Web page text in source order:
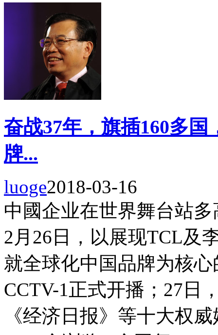
奋战37年，旗插160多
牌...
luoge2018-03-16
中國企业在世界舞台站
2月26日，以展现TCL及
就全球化中国品牌为核
CCTV-1正式开播；27日
《经济日报》等十大权